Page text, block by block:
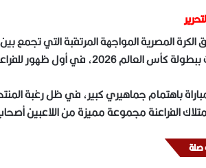
الكرة المصرية المواجهة المرتقبة التي
في أول ظهور للفراعنة بالنسخة الحالية من المونديال.
باهتمام جماهيري كبير، في ظل رغبة
الفراعنة مجموعة مميزة من اللاعبين
صلة